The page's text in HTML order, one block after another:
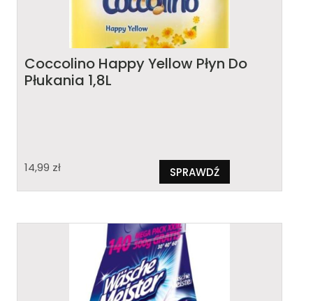
Coccolino Happy Yellow Płyn Do
Płukania 1,8L
14,99 zł SPRAWDŹ